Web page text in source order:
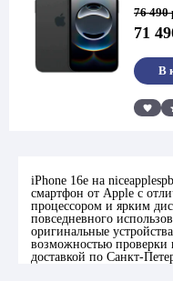
76 490
цена
490
71
цена:
71
В
iPhone 16e на
смартфон от Apple с
процессором и ярким
повседневного
оригинальные
возможностью проверки
доставкой по Санкт-